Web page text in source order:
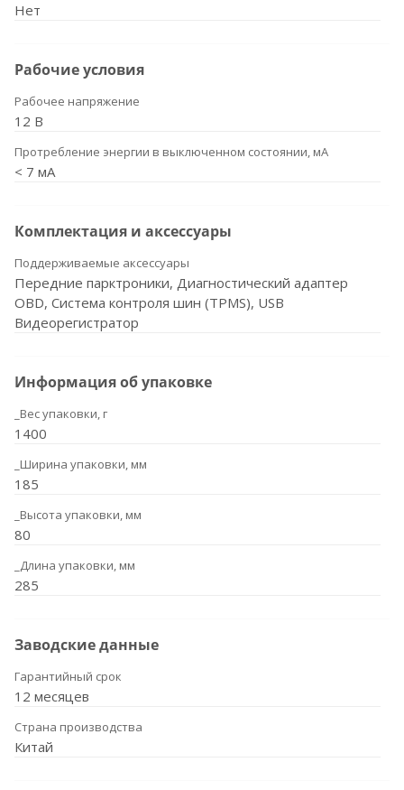
Нет
Рабочие условия
Рабочее напряжение
12 В
Протребление энергии в выключенном состоянии, мА
< 7 мА
Комплектация и аксессуары
Поддерживаемые аксессуары
Передние парктроники, Диагностический адаптер
OBD, Система контроля шин (TPMS), USB
Видеорегистратор
Информация об упаковке
_Вес упаковки, г
1400
_Ширина упаковки, мм
185
_Высота упаковки, мм
80
_Длина упаковки, мм
285
Заводские данные
Гарантийный срок
12 месяцев
Страна производства
Китай